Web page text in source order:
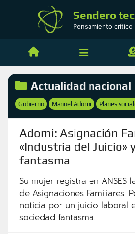
Sendero
Pensamiento crítico
Categorías
Actualidad nacional
Gobierno Manuel Adorni Planes
Adorni: Asignación
«Industria del Juicio»
fantasma
Su mujer registra en ANSES
de Asignaciones Familiares.
noticia por un juicio laboral
sociedad fantasma.